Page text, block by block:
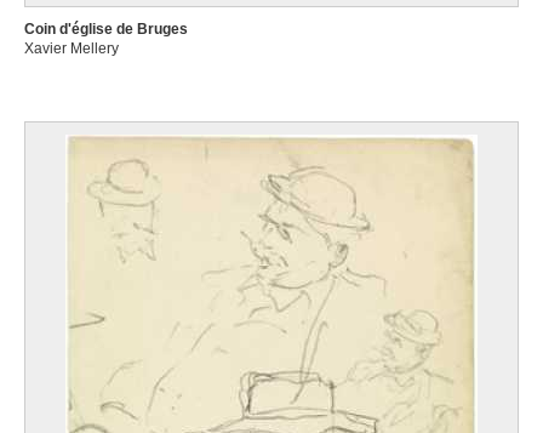
Coin d'église de Bruges
Xavier Mellery